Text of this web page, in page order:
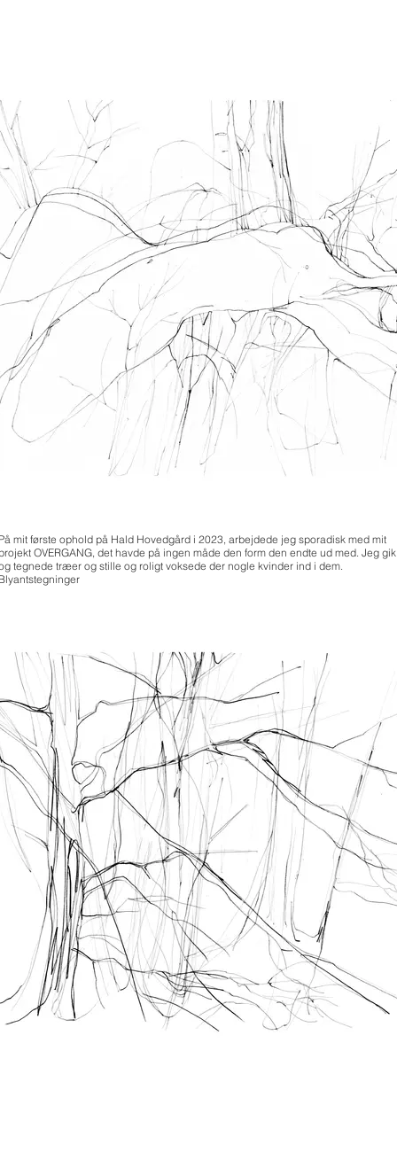
mit første ophold på Hald Hovedgård i 2023, arbejdede jeg sporadisk med mit
OVERGANG, det havde på ingen måde den form den endte ud med. Jeg gik
tegnede træer og stille og roligt voksede der nogle kvinder ind i dem.